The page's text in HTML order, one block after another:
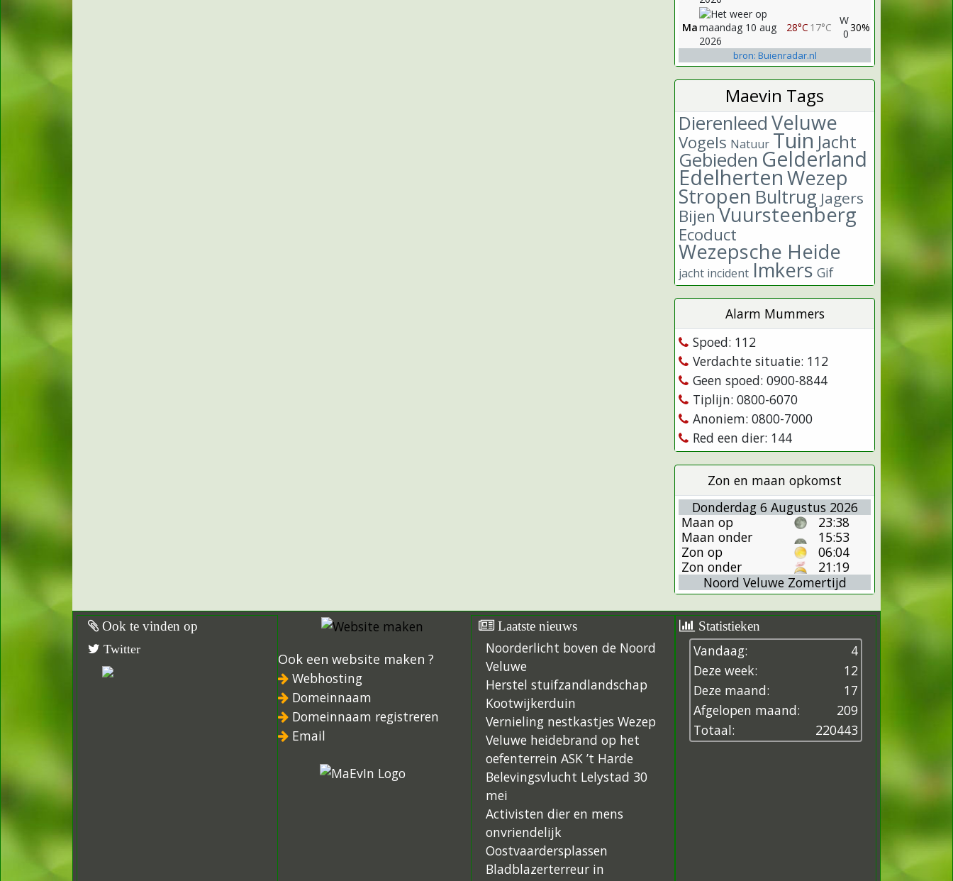
Ma 28°C 17°C
W
030%
bron: Buienradar.nl
Maevin Tags
Dierenleed Veluwe
Vogels Natuur Tuin Jacht
Gebieden Gelderland
Edelherten Wezep
Stropen Bultrug Jagers
Bijen Vuursteenberg
Ecoduct
Wezepsche Heide
jacht incident Imkers Gif
Alarm Mummers
Spoed: 112
Verdachte situatie: 112
Geen spoed: 0900-8844
Tiplijn: 0800-6070
Anoniem: 0800-7000
Red een dier: 144
Zon en maan opkomst
Donderdag 6 Augustus 2026
Maan op
23:38
Maan onder
15:53
Zon op
06:04
Zon onder
21:19
Noord Veluwe Zomertijd
Ook te vinden op
Twitter
Ook een website maken ?
Webhosting
Domeinnaam
Domeinnaam registreren
Email
Laatste nieuws
Noorderlicht boven de Noord
Veluwe
Herstel stuifzandlandschap
Kootwijkerduin
Vernieling nestkastjes Wezep
Veluwe heidebrand op het
oefenterrein ASK ’t Harde
Belevingsvlucht Lelystad 30
mei
Activisten dier en mens
onvriendelijk
Oostvaardersplassen
Bladblazerterreur in
Statistieken
Vandaag:
4
Deze week:
12
Deze maand:
17
Afgelopen maand:
209
Totaal:
220443